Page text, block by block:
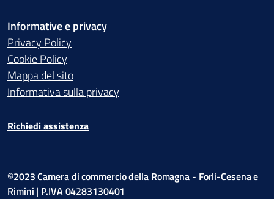
Informative e privacy
Privacy Policy
Cookie Policy
Mappa del sito
Informativa sulla privacy
Richiedi assistenza
©2023 Camera di commercio della Romagna - Forli-Cesena e
Rimini | P.IVA 04283130401